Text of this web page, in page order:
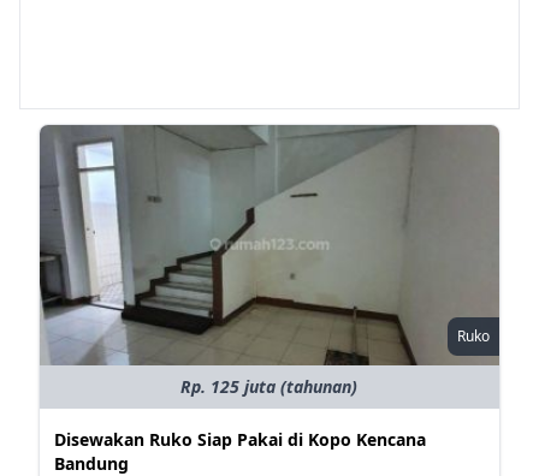
Ruko
Rp. 125 juta (tahunan)
Disewakan Ruko Siap Pakai di Kopo Kencana
Bandung